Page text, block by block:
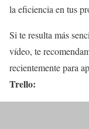
la eficiencia en tus
Si te resulta más
vídeo, te
recientemente para
Trello: